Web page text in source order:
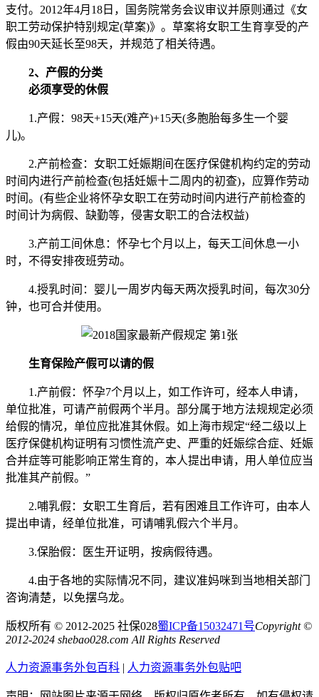
支付。2012年4月18日，国务院常务会议审议并原则通过《女
职工劳动保护特别规定(草案)》。草案将女职工生育享受的产
假由90天延长至98天，并规范了相关待遇。
2、产假的分类
必须享受的休假
1.产假：98天+15天(难产)+15天(多胞胎每多生一个婴
儿)。
2.产前检查：女职工妊娠期间在医疗保健机构约定的劳动
时间内进行产前检查(包括妊娠十二周内的初查)，应算作劳动
时间。(有些企业将怀孕女职工在劳动时间内进行产前检查的
时间计为病假、缺勤等，侵害女职工的合法权益)
3.产前工间休息：怀孕七个月以上，每天工间休息一小
时，不得安排夜班劳动。
4.授乳时间：婴儿一周岁内每天两次授乳时间，每次30分
钟，也可合并使用。
生育保险产假可以请的假
1.产前假：怀孕7个月以上，如工作许可，经本人申请，
单位批准，可请产前假两个半月。部分属于地方法规规定必须
给假的情况，单位应批准其休假。如上海市规定“经二级以上
医疗保健机构证明有习惯性流产史、严重的妊娠综合症、妊娠
合并症等可能影响正常生育的，本人提出申请，用人单位应当
批准其产前假。”
2.哺乳假：女职工生育后，若有困难且工作许可，由本人
提出申请，经单位批准，可请哺乳假六个半月。
3.保胎假：医生开证明，按病假待遇。
4.由于各地的实际情况不同，建议准妈咪到当地相关部门
咨询清楚，以免摆乌龙。
版权所有 © 2012-2025 社保028蜀ICP备15032471号Copyright ©
2012-2024 shebao028.com All Rights Reserved
人力资源事务外包百科 | 人力资源事务外包贴吧